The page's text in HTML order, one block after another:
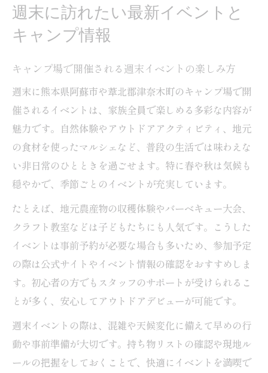
週末に訪れたい最新イベントと
キャンプ情報
キャンプ場で開催される週末イベントの楽しみ方
週末に熊本県阿蘇市や葦北郡津奈木町のキャンプ場で開
催されるイベントは、家族全員で楽しめる多彩な内容が
魅力です。自然体験やアウトドアアクティビティ、地元
の食材を使ったマルシェなど、普段の生活では味わえな
い非日常のひとときを過ごせます。特に春や秋は気候も
穏やかで、季節ごとのイベントが充実しています。
たとえば、地元農産物の収穫体験やバーベキュー大会、
クラフト教室などは子どもたちにも人気です。こうした
イベントは事前予約が必要な場合も多いため、参加予定
の際は公式サイトやイベント情報の確認をおすすめしま
す。初心者の方でもスタッフのサポートが受けられるこ
とが多く、安心してアウトドアデビューが可能です。
週末イベントの際は、混雑や天候変化に備えて早めの行
動や事前準備が大切です。持ち物リストの確認や現地ル
ールの把握をしておくことで、快適にイベントを満喫で